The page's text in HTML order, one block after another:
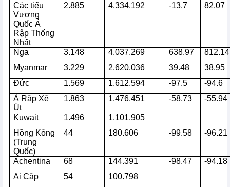
Các tiểu
Vương
Quốc Ả
Rập Thống
Nhất
2.885 4.334.192 -13.7 82.07
Nga 3.148 4.037.269 638.97
812.14
Myanmar
3.229 2.620.036 39.48
38.95
Đức
1.569 1.612.594 -97.5
-94.6
Ả Rập Xê
Út
1.863 1.476.451 -58.73 -55.94
Kuwait 1.496
1.101.905
Hồng Kông
(Trung
Quốc)
44 180.606 -99.58 -96.21
Achentina 68 144.391 -98.47
-94.18
Ai Cập
54
100.798